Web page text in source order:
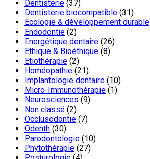
Dentisterie (37)
Dentisterie biocompatible (31)
Ecologie & développement durable
Endodontie (2)
Energétique dentaire (26)
Ethique & Bioéthique (8)
Etiothérapie (2)
Homéopathie (21)
Implantologie dentaire (10)
Micro-Immunothérapie (1)
Neurosciences (9)
Non classé (2)
Occlusodontie (7)
Odenth (30)
Parodontologie (10)
Phytothérapie (27)